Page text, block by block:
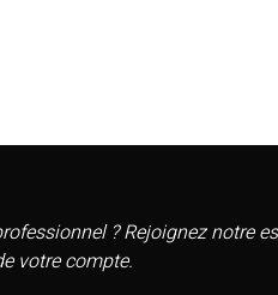
? Rejoignez notre
votre compte.